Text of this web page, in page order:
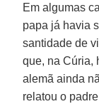
Em algumas
papa já havia
santidade de
que, na Cúria,
alemã ainda
relatou o padre